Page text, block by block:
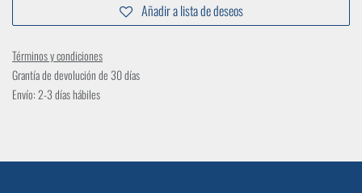
Añadir a lista de deseos
Términos y condiciones
Grantía de devolución de 30 días
Envío: 2-3 días hábiles